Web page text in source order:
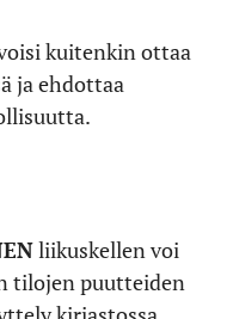
kuitenkin ottaa
ja ehdottaa
liikuskellen voi
tilojen puutteiden